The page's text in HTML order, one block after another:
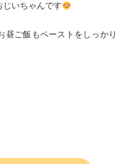
じいちゃんです
昼ご飯もペーストをしっかり